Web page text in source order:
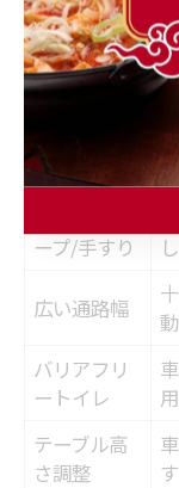
点が特徴です。
由がここにあり
中華店内のバ
設備項目
ープ/手すり
広い通路幅
バリアフリ
ートイレ
テーブル高
さ調整